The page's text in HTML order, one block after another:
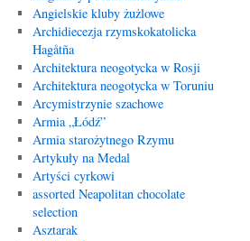
Angielskie kluby żużlowe
Archidiecezja rzymskokatolicka
Hagåtña
Architektura neogotycka w Rosji
Architektura neogotycka w Toruniu
Arcymistrzynie szachowe
Armia „Łódź”
Armia starożytnego Rzymu
Artykuły na Medal
Artyści cyrkowi
assorted Neapolitan chocolate
selection
Asztarak